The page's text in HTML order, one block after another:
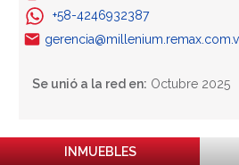
+58-4246932387
Se unió a la red en: Octubre 2025
INMUEBLES